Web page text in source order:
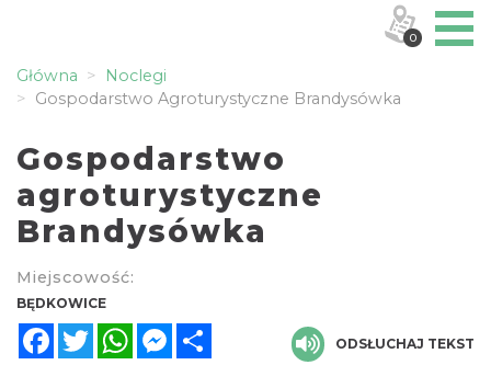
Główna
Noclegi
Gospodarstwo Agroturystyczne Brandysówka
Gospodarstwo
agroturystyczne
Brandysówka
Miejscowość:
BĘDKOWICE
FacebookTwitterWhatsAppMessenger
ODSŁUCHAJ TEKST
0